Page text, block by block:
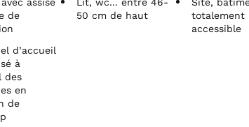
de
50 cm de haut
totalement
accessible
d’accueil
à
des
en
de